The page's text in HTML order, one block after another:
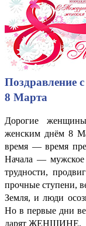
Поздравление
8 Марта
Дорогие
женским днём 8
время — время
Начала — мужское
трудности,
прочные ступени,
Земля, и люди
Но в первые дни
дарят ЖЕНЩИНЕ.